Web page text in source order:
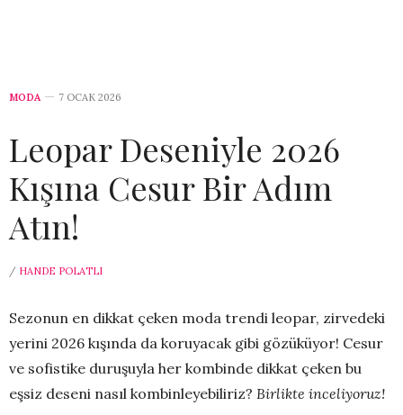
MODA 7 OCAK 2026
Leopar Deseniyle 2026
Kışına Cesur Bir Adım
Atın!
/ HANDE POLATLI
Sezonun en dikkat çeken moda trendi leopar, zirvedeki
yerini 2026 kışında da koruyacak gibi gözüküyor! Cesur
ve sofistike duruşuyla her kombinde dikkat çeken bu
eşsiz deseni nasıl kombinleyebiliriz? Birlikte inceliyoruz!